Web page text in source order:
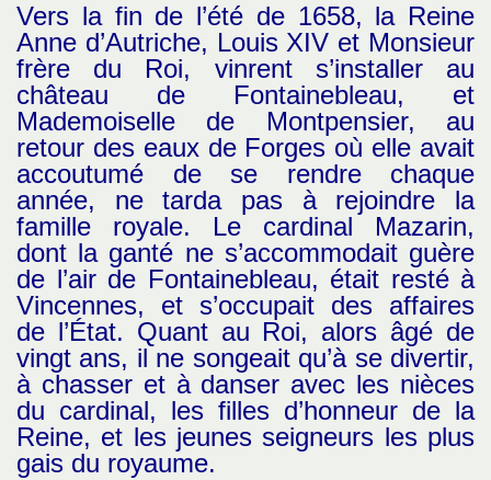
Vers la fin de l’été de 1658, la Reine
Anne d’Autriche, Louis XIV et Monsieur
frère du Roi, vinrent s’installer au
château de Fontainebleau, et
Mademoiselle de Montpensier, au
retour des eaux de Forges où elle avait
accoutumé de se rendre chaque
année, ne tarda pas à rejoindre la
famille royale. Le cardinal Mazarin,
dont la ganté ne s’accommodait guère
de l’air de Fontainebleau, était resté à
Vincennes, et s’occupait des affaires
de l’État. Quant au Roi, alors âgé de
vingt ans, il ne songeait qu’à se divertir,
à chasser et à danser avec les nièces
du cardinal, les filles d’honneur de la
Reine, et les jeunes seigneurs les plus
gais du royaume.